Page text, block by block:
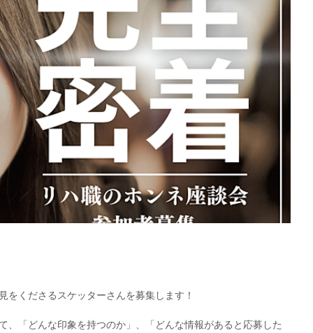
くださるスケッターさんを募集します！
「どんな印象を持つのか」、「どんな情報があると応募した